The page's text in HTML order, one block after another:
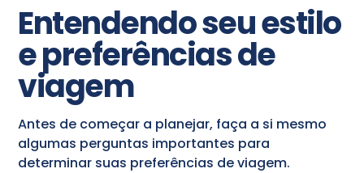
Entendendo seu estilo
e preferências de
viagem
Antes de começar a planejar, faça a si mesmo
algumas perguntas importantes para
determinar suas preferências de viagem.